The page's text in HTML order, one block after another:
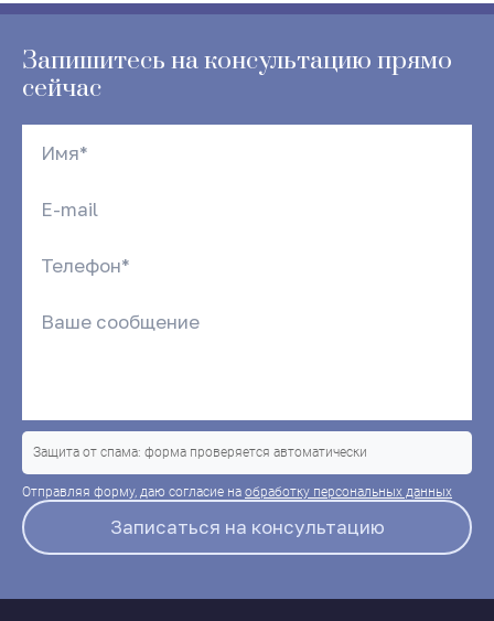
Запишитесь на консультацию прямо
сейчас
Защита от спама: форма проверяется автоматически
Отправляя форму, даю согласие на обработку персональных данных